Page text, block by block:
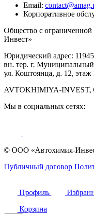
Email:
Корпоративное
Общество с
Инвест»
Юридический адрес:
вн. тер. г. Муниципальный
ул. Коштоянца, д. 12,
AVTOKHIMIYA-INVEST,
Мы в социальных сетях:
© ООО «Автохимия-
Публичный договор
Профиль
Корзина